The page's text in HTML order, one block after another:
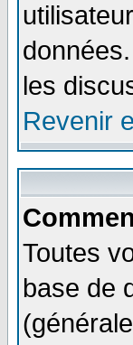
les
Revenir
Toutes
base de